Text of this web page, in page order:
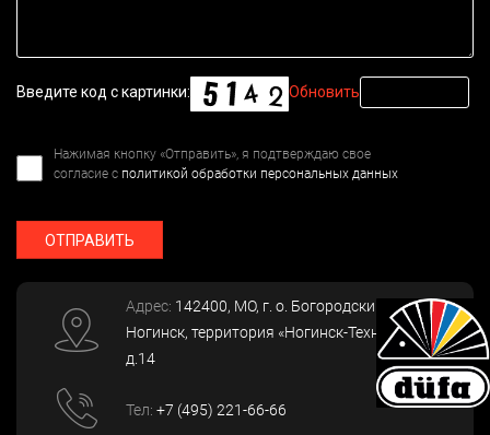
Введите код с картинки: Обновить
Нажимая кнопку «Отправить», я подтверждаю свое
согласие с политикой обработки персональных данных
ОТПРАВИТЬ
Адрес: 142400, МО, г. о. Богородский, г.
Ногинск, территория «Ногинск-Технопарк»,
д.14
Тел: +7 (495) 221-66-66